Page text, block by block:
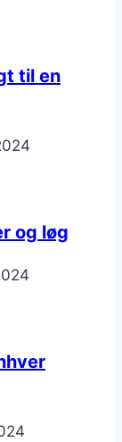
til en
og løg